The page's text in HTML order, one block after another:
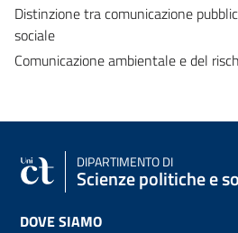
Distinzione tra comunicazione
sociale
Comunicazione ambientale e del
DIPARTIMENTO DI
Scienze politiche e
DOVE SIAMO